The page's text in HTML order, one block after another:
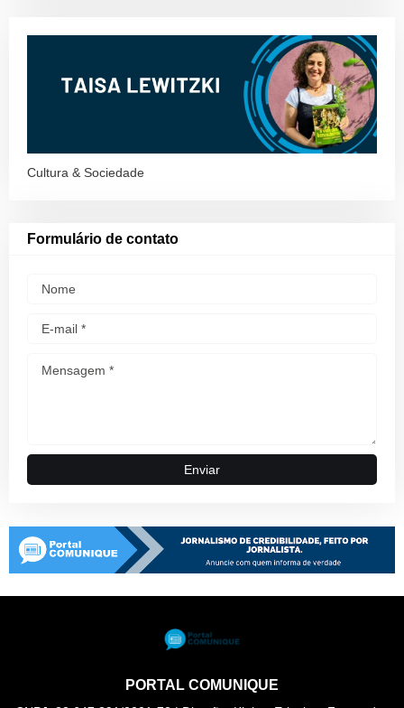
Cultura & Sociedade
Formulário de contato
PORTAL COMUNIQUE